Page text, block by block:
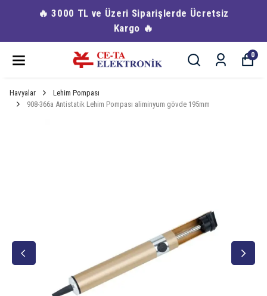
🔥 3000 TL ve Üzeri Siparişlerde Ücretsiz
Kargo 🔥
0
Havyalar
Lehim Pompası
908-366a Antistatik Lehim Pompası aliminyum gövde 195mm